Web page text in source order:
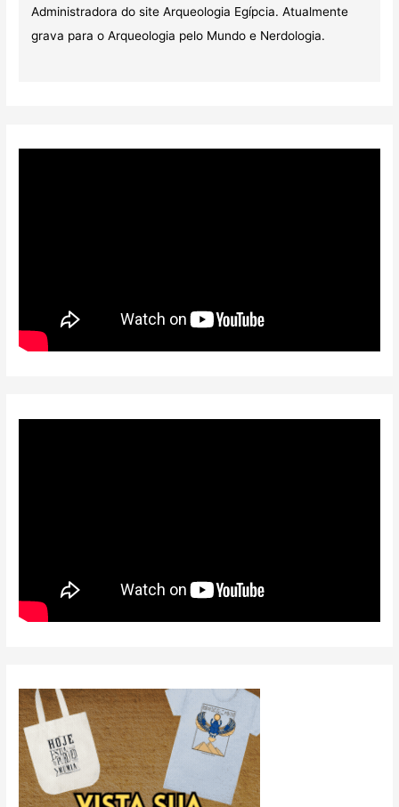
Administradora do site Arqueologia Egípcia. Atualmente
grava para o Arqueologia pelo Mundo e Nerdologia.